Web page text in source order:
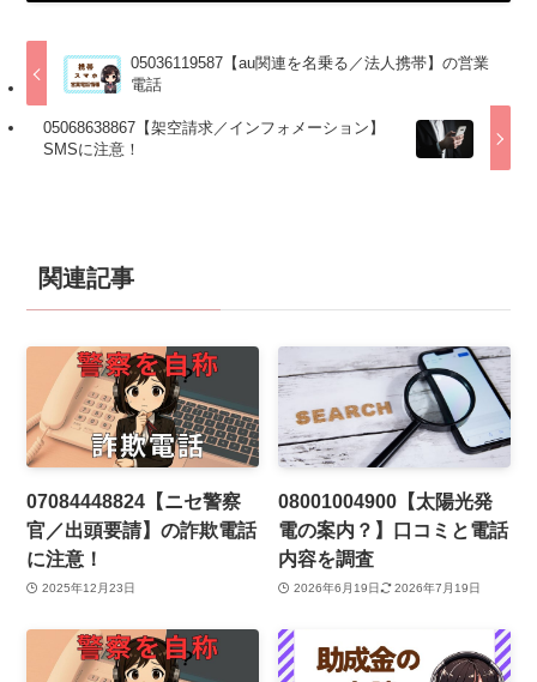
05036119587【au関連を名乗る／法人携帯】の営業
電話
05068638867【架空請求／インフォメーション】
SMSに注意！
関連記事
07084448824【ニセ警察
官／出頭要請】の詐欺電話
に注意！
2025年12月23日
08001004900【太陽光発
電の案内？】口コミと電話
内容を調査
2026年6月19日 2026年7月19日